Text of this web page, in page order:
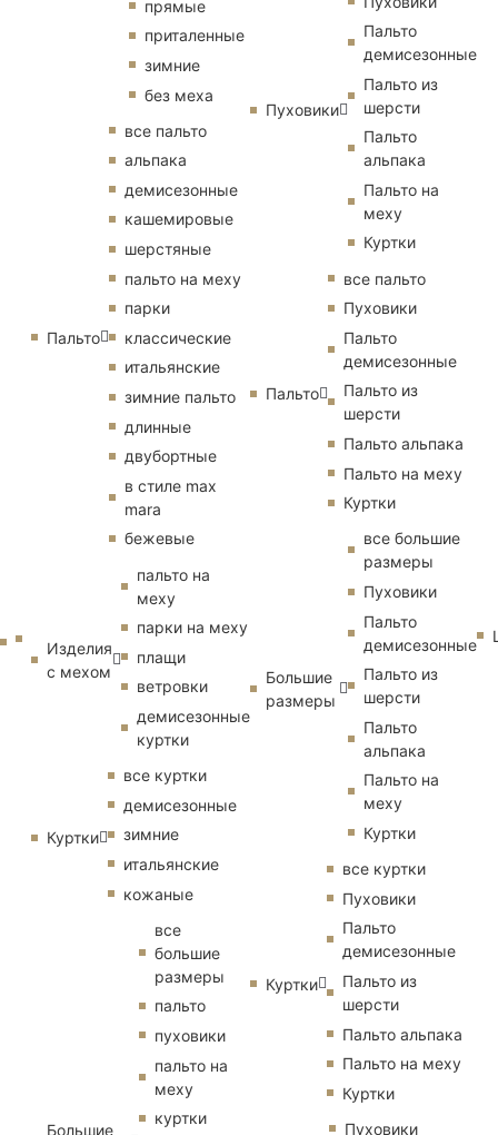
прямые
приталенные
зимние
без меха
Пальто
все пальто
альпака
демисезонные
кашемировые
шерстяные
пальто на меху
парки
классические
итальянские
зимние пальто
длинные
двубортные
в стиле max
mara
бежевые
Изделия
с мехом
пальто на
меху
парки на меху
плащи
ветровки
демисезонные
куртки
Куртки
все куртки
демисезонные
зимние
итальянские
кожаные
Большие
все
большие
размеры
пальто
пуховики
пальто на
меху
куртки
Пуховики
Пальто
демисезонные
Пальто из
шерсти
Пальто
альпака
Пальто на
меху
Куртки
Пальто
все пальто
Пуховики
Пальто
демисезонные
Пальто из
шерсти
Пальто альпака
Пальто на меху
Куртки
Большие
размеры
все большие
размеры
Пуховики
Пальто
демисезонные
Пальто из
шерсти
Пальто
альпака
Пальто на
меху
Куртки
Куртки
все куртки
Пуховики
Пальто
демисезонные
Пальто из
шерсти
Пальто альпака
Пальто на меху
Куртки
Пуховики